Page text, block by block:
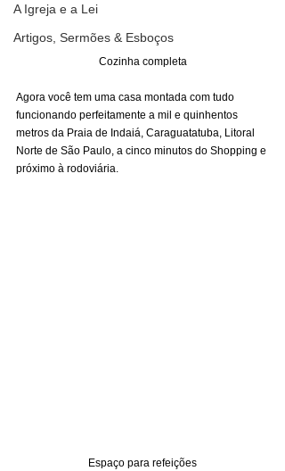
A Igreja e a Lei
Artigos, Sermões & Esboços
Cozinha completa
Agora você tem uma casa montada com tudo
funcionando perfeitamente a mil e quinhentos
metros da Praia de Indaiá, Caraguatatuba, Litoral
Norte de São Paulo, a cinco minutos do Shopping e
próximo à rodoviária.
Espaço para refeições